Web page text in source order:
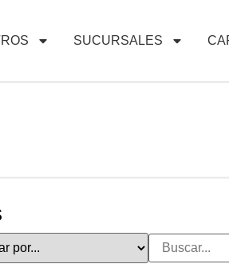
SUCURSALES